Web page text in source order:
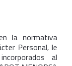
la normativa
Personal, le
al